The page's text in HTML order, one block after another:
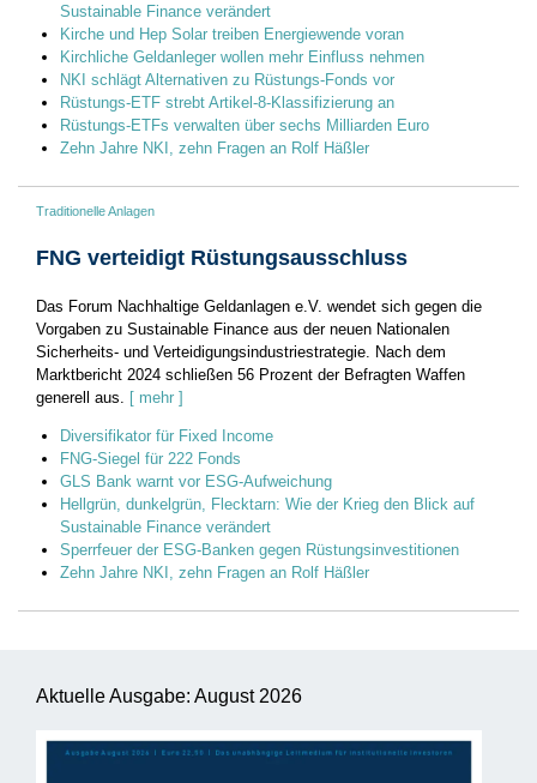
Sustainable Finance verändert
Kirche und Hep Solar treiben Energiewende voran
Kirchliche Geldanleger wollen mehr Einfluss nehmen
NKI schlägt Alternativen zu Rüstungs-Fonds vor
Rüstungs-ETF strebt Artikel-8-Klassifizierung an
Rüstungs-ETFs verwalten über sechs Milliarden Euro
Zehn Jahre NKI, zehn Fragen an Rolf Häßler
Traditionelle Anlagen
FNG verteidigt Rüstungsausschluss
Das Forum Nachhaltige Geldanlagen e.V. wendet sich gegen die
Vorgaben zu Sustainable Finance aus der neuen Nationalen
Sicherheits- und Verteidigungsindustriestrategie. Nach dem
Marktbericht 2024 schließen 56 Prozent der Befragten Waffen
generell aus. [ mehr ]
Diversifikator für Fixed Income
FNG-Siegel für 222 Fonds
GLS Bank warnt vor ESG-Aufweichung
Hellgrün, dunkelgrün, Flecktarn: Wie der Krieg den Blick auf
Sustainable Finance verändert
Sperrfeuer der ESG-Banken gegen Rüstungsinvestitionen
Zehn Jahre NKI, zehn Fragen an Rolf Häßler
Aktuelle Ausgabe: August 2026